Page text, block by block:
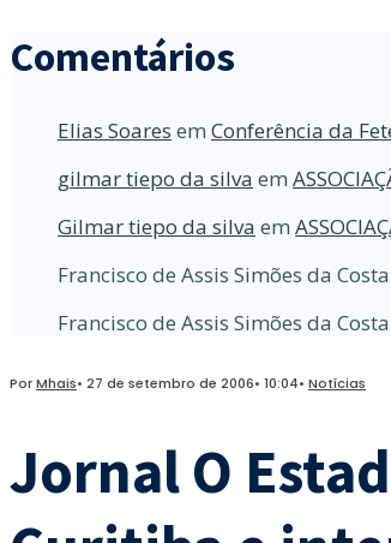
Comentários
Elias Soares em Conferência da
gilmar tiepo da silva em
Gilmar tiepo da silva em
Francisco de Assis Simões da Costa
Francisco de Assis Simões da Costa
PorMhais• 27 de setembro de 2006• 10:04• Notícias
Jornal O